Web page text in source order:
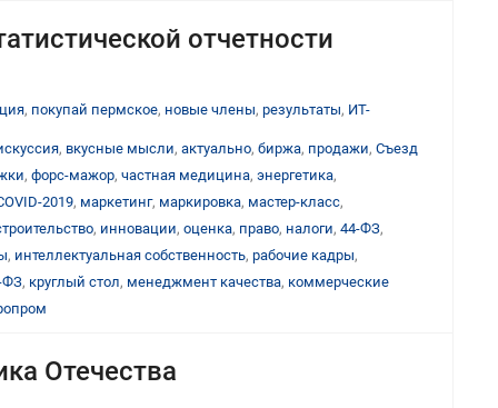
отчетности
, покупай пермское, новые члены, результаты, ИТ-
, вкусные мысли, актуально, биржа, продажи, Съезд
, форс-мажор, частная медицина, энергетика,
2019, маркетинг, маркировка, мастер-класс,
, инновации, оценка, право, налоги, 44-ФЗ,
, интеллектуальная собственность, рабочие кадры,
ФЗ, круглый стол, менеджмент качества, коммерческие
Отечества